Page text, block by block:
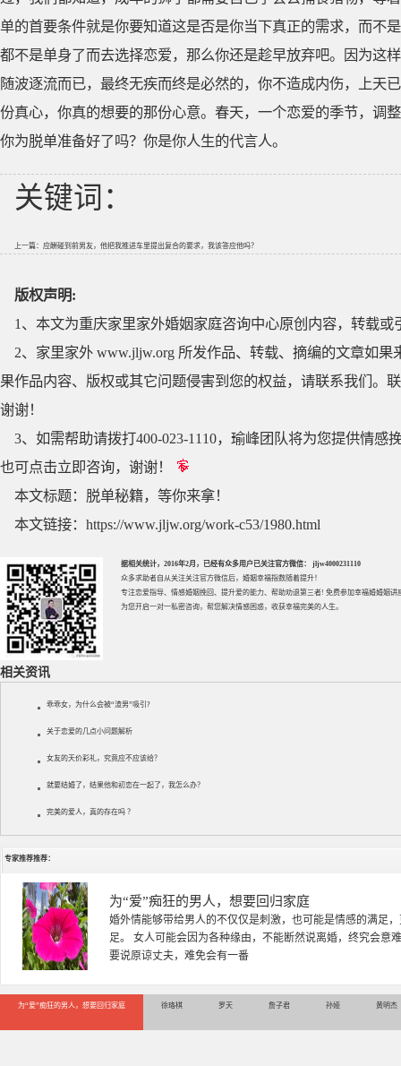
单的首要条件就是你要知道这是否是你当下真正的需求，而不
都不是单身了而去选择恋爱，那么你还是趁早放弃吧。因为这
随波逐流而已，最终无疾而终是必然的，你不造成内伤，上天
份真心，你真的想要的那份心意。春天，一个恋爱的季节，调
你为脱单准备好了吗？你是你人生的代言人。
关键词：
上一篇： 应酬碰到前男友，他把我推进车里提出复合的要求，我该答应他吗？
版权声明:
1、本文为重庆家里家外婚姻家庭咨询中心原创内容，转载
2、家里家外 www.jljw.org 所发作品、转载、摘编的文章如
果作品内容、版权或其它问题侵害到您的权益，请联系我们。
谢谢！
3、如需帮助请拨打400-023-1110，瑜峰团队将为您提供情
也可点击立即咨询，谢谢！
本文标题： 脱单秘籍，等你来拿！
本文链接： https://www.jljw.org/work-c53/1980.html
据相关统计，2016年2月，已经有众多用户已关注官方微信： jljw4000231110
众多求助者自从关注关注官方微信后，婚姻幸福指数随着提升！
专注恋爱指导、 情感婚姻挽回 、提升爱的能力、帮助劝退第三者! 免费参加幸福婚婚姻讲
为您开启一对一私密咨询，帮您解决情感困惑，收获幸福完美的人生。
相关资讯
乖乖女，为什么会被“渣男”吸引?
关于恋爱的几点小问题解析
女友的天价彩礼，究竟应不应该给？
就要结婚了，结果他和初恋在一起了，我怎么办？
完美的爱人，真的存在吗 ？
专家推荐推荐：
徐珞棋
徐珞棋，婚姻家庭咨询师，毕业于重庆师范大学心理学专业
多年，对婚姻情感分析、恋爱择偶、夫妻关系，情感挽回、
千小时，积累了丰富的咨
为“爱”痴狂的男人，想要回归家庭 徐珞棋 罗天 詹子君 孙娅 黄明杰